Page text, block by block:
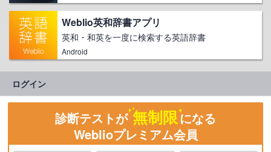
Weblio英和辞書アプリ
英和・和英を一度に検索する英語辞書
Android
ログイン
診断テストが 無制限になる
Weblioプレミアム会員